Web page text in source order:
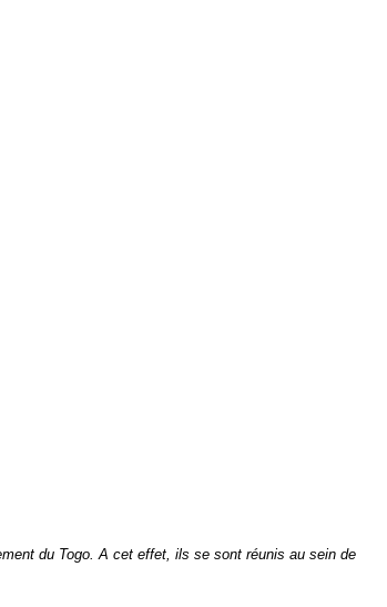
du Togo. A cet effet, ils se sont réunis au sein de